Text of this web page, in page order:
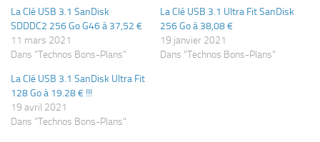
La Clé USB 3.1 SanDisk
SDDDC2 256 Go G46 à 37,52 €
11 mars 2021
Dans "Technos Bons-Plans"
La Clé USB 3.1 Ultra Fit SanDisk
256 Go à 38,08 €
19 janvier 2021
Dans "Technos Bons-Plans"
La Clé USB 3.1 SanDisk Ultra Fit
128 Go à 19.28 € !!!
19 avril 2021
Dans "Technos Bons-Plans"